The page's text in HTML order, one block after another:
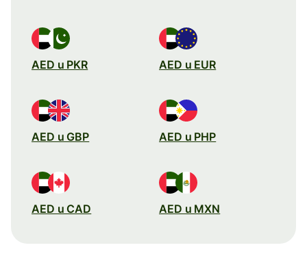
AED u PKR AED u EUR
AED u GBP AED u PHP
AED u CAD AED u MXN